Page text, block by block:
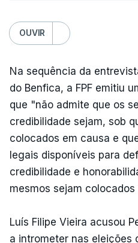
OUVIR
Na sequência da
do Benfica, a FPF emitiu
que "não admite que os
credibilidade sejam, sob
colocados em causa e
legais disponíveis para
credibilidade e
mesmos sejam colocados
Luís Filipe Vieira acusou
a intrometer nas eleições